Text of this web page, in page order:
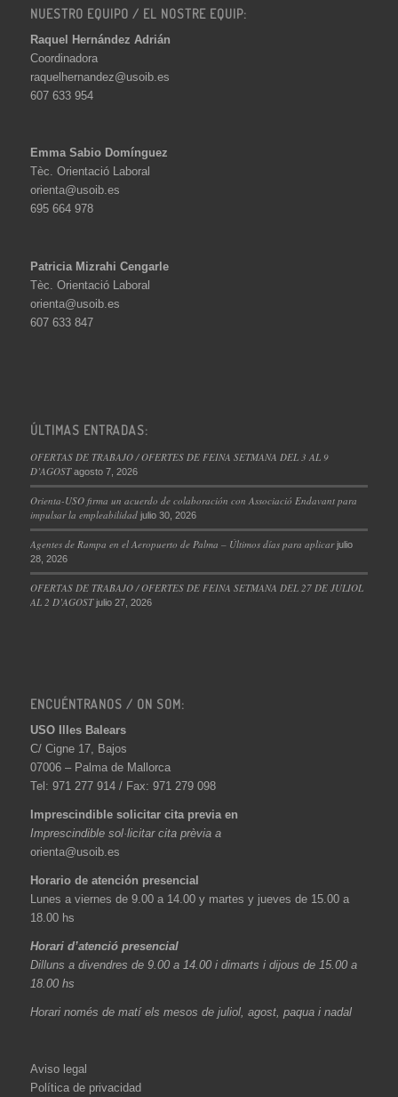
NUESTRO EQUIPO / EL NOSTRE EQUIP:
Raquel Hernández Adrián
Coordinadora
raquelhernandez@usoib.es
607 633 954
Emma Sabio Domínguez
Tèc. Orientació Laboral
orienta@usoib.es
695 664 978
Patricia Mizrahi Cengarle
Tèc. Orientació Laboral
orienta@usoib.es
607 633 847
ÚLTIMAS ENTRADAS:
OFERTAS DE TRABAJO / OFERTES DE FEINA SETMANA DEL 3 AL 9
D’AGOST agosto 7, 2026
Orienta-USO firma un acuerdo de colaboración con Associació Endavant para
impulsar la empleabilidad julio 30, 2026
Agentes de Rampa en el Aeropuerto de Palma – Últimos días para aplicar julio
28, 2026
OFERTAS DE TRABAJO / OFERTES DE FEINA SETMANA DEL 27 DE JULIOL
AL 2 D’AGOST julio 27, 2026
ENCUÉNTRANOS / ON SOM:
USO Illes Balears
C/ Cigne 17, Bajos
07006 – Palma de Mallorca
Tel: 971 277 914 / Fax: 971 279 098
Imprescindible solicitar cita previa en
Imprescindible sol·licitar cita prèvia a
orienta@usoib.es
Horario de atención presencial
Lunes a viernes de 9.00 a 14.00 y martes y jueves de 15.00 a
18.00 hs
Horari d’atenció presencial
Dilluns a divendres de 9.00 a 14.00 i dimarts i dijous de 15.00 a
18.00 hs
Horari només de matí els mesos de juliol, agost, paqua i nadal
Aviso legal
Política de privacidad